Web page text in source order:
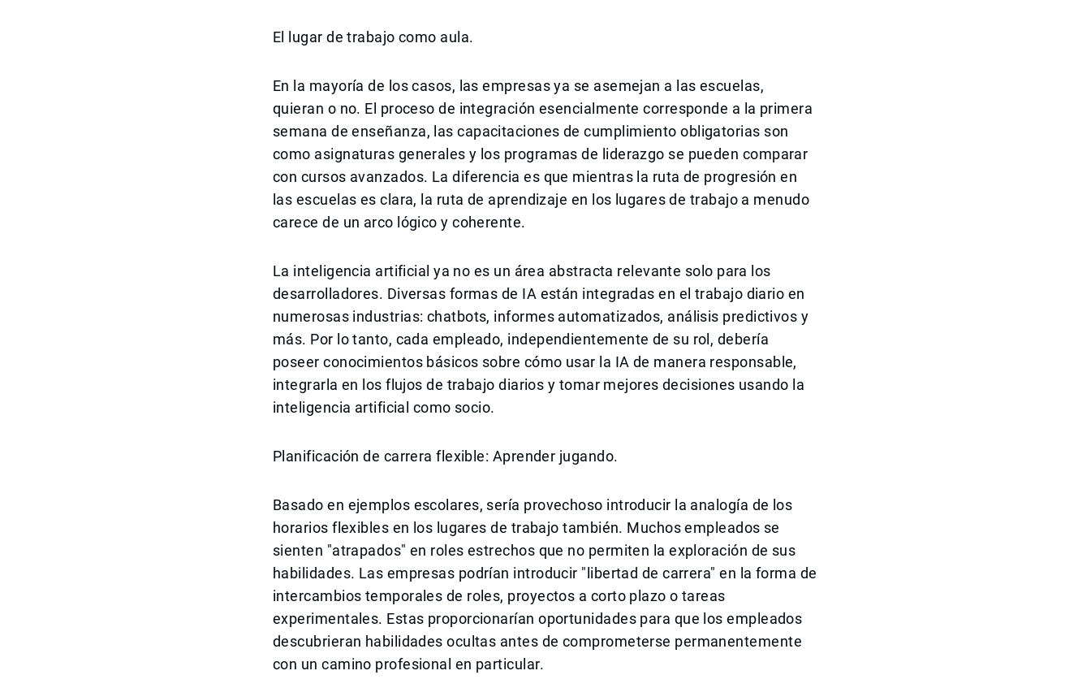
El lugar de trabajo como aula.
En la mayoría de los casos, las empresas ya se asemejan a las escuelas,
quieran o no. El proceso de integración esencialmente corresponde a la primera
semana de enseñanza, las capacitaciones de cumplimiento obligatorias son
como asignaturas generales y los programas de liderazgo se pueden comparar
con cursos avanzados. La diferencia es que mientras la ruta de progresión en
las escuelas es clara, la ruta de aprendizaje en los lugares de trabajo a menudo
carece de un arco lógico y coherente.
La inteligencia artificial ya no es un área abstracta relevante solo para los
desarrolladores. Diversas formas de IA están integradas en el trabajo diario en
numerosas industrias: chatbots, informes automatizados, análisis predictivos y
más. Por lo tanto, cada empleado, independientemente de su rol, debería
poseer conocimientos básicos sobre cómo usar la IA de manera responsable,
integrarla en los flujos de trabajo diarios y tomar mejores decisiones usando la
inteligencia artificial como socio.
Planificación de carrera flexible: Aprender jugando.
Basado en ejemplos escolares, sería provechoso introducir la analogía de los
horarios flexibles en los lugares de trabajo también. Muchos empleados se
sienten "atrapados" en roles estrechos que no permiten la exploración de sus
habilidades. Las empresas podrían introducir "libertad de carrera" en la forma de
intercambios temporales de roles, proyectos a corto plazo o tareas
experimentales. Estas proporcionarían oportunidades para que los empleados
descubrieran habilidades ocultas antes de comprometerse permanentemente
con un camino profesional en particular.